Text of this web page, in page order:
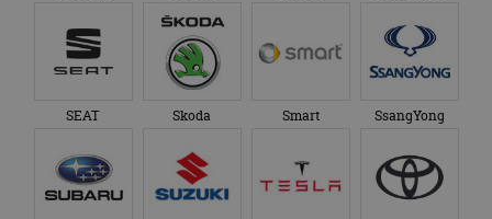
SEAT Skoda Smart SsangYong